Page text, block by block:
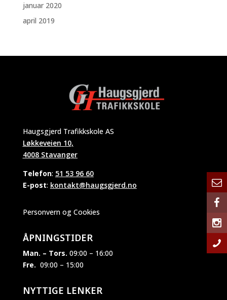
januar 2020
april 2019
Haugsgjerd Trafikkskole AS
Løkkeveien 10,
4008 Stavanger
Telefon: 51 53 96 60
E-post: kontakt@haugsgjerd.no
Personvern og Cookies
ÅPNINGSTIDER
Man. – Tors. 09:00 – 16:00
Fre. 09:00 – 15:00
NYTTIGE LENKER